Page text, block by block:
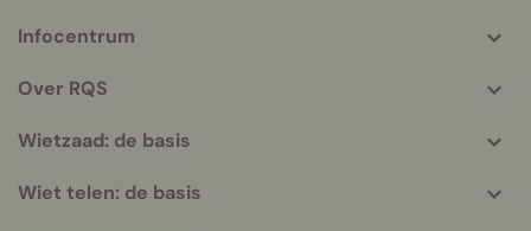
info
Infocentrum
Over RQS
Wietzaad: de basis
Wiet telen: de basis